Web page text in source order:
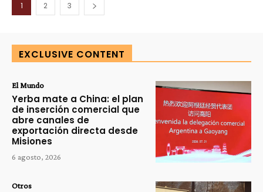
1 2 3
EXCLUSIVE CONTENT
El Mundo
Yerba mate a China: el plan
de inserción comercial que
abre canales de
exportación directa desde
Misiones
6 agosto, 2026
Otros